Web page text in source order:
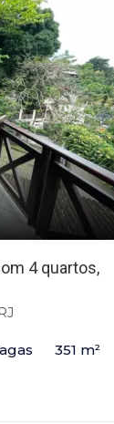
4 quartos,
351 m²